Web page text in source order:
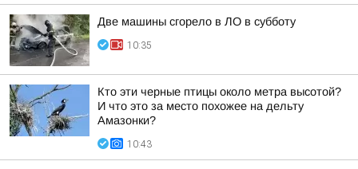
Две машины сгорело в ЛО в субботу
10:35
Кто эти черные птицы около метра высотой?
И что это за место похожее на дельту
Амазонки?
10:43